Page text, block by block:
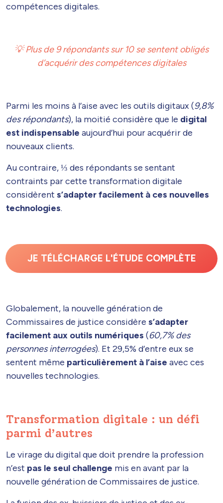
compétences digitales.
💡 Plus de 9 répondants sur 10 se sentent obligés
d’acquérir des compétences digitales
Parmi les moins à l’aise avec les outils digitaux (9,8%
des répondants), la moitié considère que le digital
est indispensable aujourd’hui pour acquérir de
nouveaux clients.
Au contraire, ⅓ des répondants se sentant
contraints par cette transformation digitale
considèrent s’adapter facilement à ces nouvelles
technologies.
JE TÉLÉCHARGE L'ÉTUDE COMPLÈTE
Globalement, la nouvelle génération de
Commissaires de justice considère s’adapter
facilement aux outils numériques (60,7% des
personnes interrogées). Et 29,5% d’entre eux se
sentent même particulièrement à l’aise avec ces
nouvelles technologies.
Transformation digitale : un défi
parmi d’autres
Le virage du digital que doit prendre la profession
n’est pas le seul challenge mis en avant par la
nouvelle génération de Commissaires de justice.